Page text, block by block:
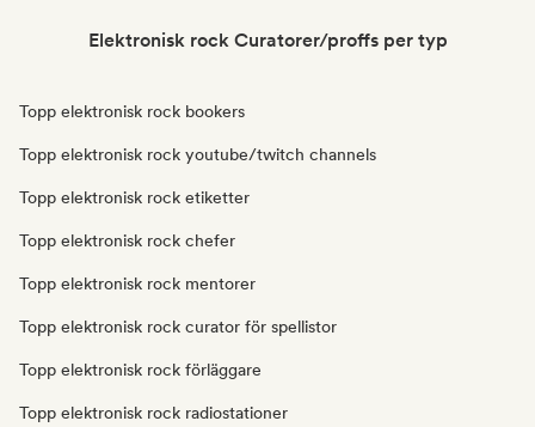
Elektronisk rock Curatorer/proffs per typ
Topp elektronisk rock bookers
Topp elektronisk rock youtube/twitch channels
Topp elektronisk rock etiketter
Topp elektronisk rock chefer
Topp elektronisk rock mentorer
Topp elektronisk rock curator för spellistor
Topp elektronisk rock förläggare
Topp elektronisk rock radiostationer